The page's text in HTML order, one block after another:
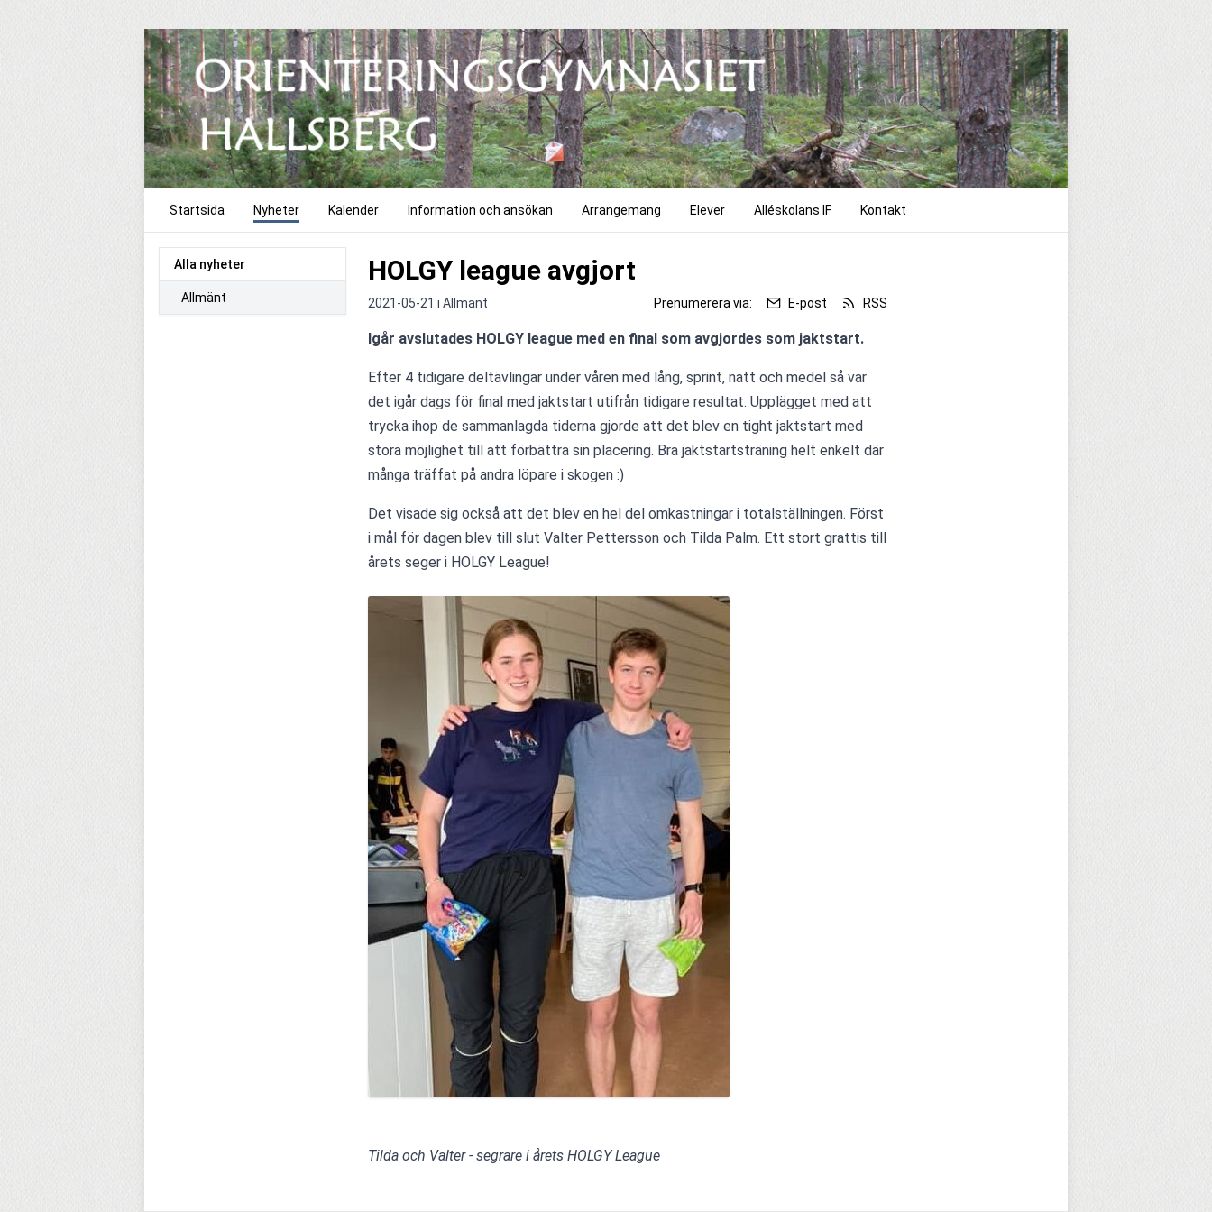
Startsida Nyheter Kalender Information och ansökan Arrangemang Elever Alléskolans IF Kontakt
Alla nyheter
Allmänt
HOLGY league avgjort
2021-05-21 i Allmänt Prenumerera via: E-post RSS
Igår avslutades HOLGY league med en final som avgjordes som jaktstart.
Efter 4 tidigare deltävlingar under våren med lång, sprint, natt och medel så var
det igår dags för final med jaktstart utifrån tidigare resultat. Upplägget med att
trycka ihop de sammanlagda tiderna gjorde att det blev en tight jaktstart med
stora möjlighet till att förbättra sin placering. Bra jaktstartsträning helt enkelt där
många träffat på andra löpare i skogen :)
Det visade sig också att det blev en hel del omkastningar i totalställningen. Först
i mål för dagen blev till slut Valter Pettersson och Tilda Palm. Ett stort grattis till
årets seger i HOLGY League!
Tilda och Valter - segrare i årets HOLGY League